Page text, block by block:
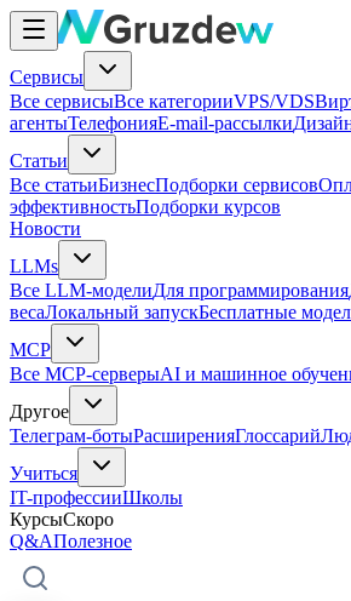
Сервисы
Все сервисыВсе категорииVPS/VDS
агентыТелефонияE-mail-рассылки
Статьи
Все статьиБизнесПодборки сервисов
эффективностьПодборки курсов
Новости
LLMs
Все LLM-моделиДля программирования
весаЛокальный запускБесплатные
MCP
Все MCP-серверыAI и машинное
Другое
Телеграм-ботыРасширенияГлоссарий
Учиться
IT-профессииШколы
КурсыСкоро
Q&AПолезное